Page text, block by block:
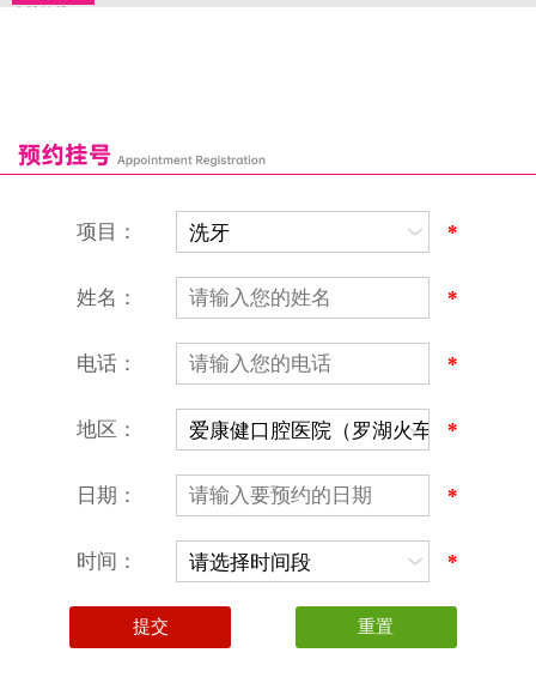
恒乐口腔诊所
富港口腔诊所
营业时间：9:00-18:00
（节假日照常上班）
微信线上预约：aikangjian1995
微信小程序：爱康健齿科
本网站信息仅供参考，不作为诊疗及医疗根据
深圳爱康健口腔医院版权所有 粤ICP备12058131号-2
粤(B)广[2026]第07-22-878号
项目： *
姓名： *
电话： *
地区： *
日期： *
时间： *